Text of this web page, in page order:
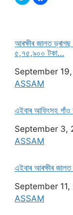
আৰক্ষীৰ জালত
৫,৭৫,৯০০ টকা…
Date
September
In relation to
ASSAM
এইবাৰ আফিংসহ
Date
September 3,
In relation to
ASSAM
এইবাৰ আৰক্ষীৰ জালত
Date
September 11,
In relation to
ASSAM